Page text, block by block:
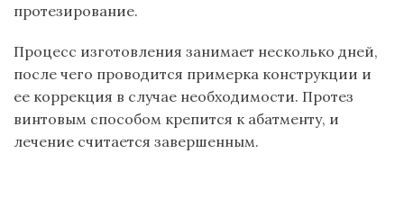
протезирование.
Процесс изготовления занимает несколько дней,
после чего проводится примерка конструкции и
ее коррекция в случае необходимости. Протез
винтовым способом крепится к абатменту, и
лечение считается завершенным.